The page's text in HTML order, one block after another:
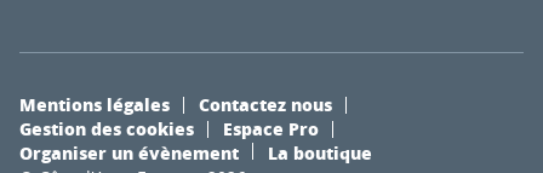
Mentions légales
Contactez nous
Gestion des cookies
Espace Pro
Organiser un évènement
La boutique